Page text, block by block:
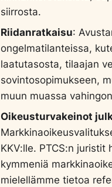
siirrosta.
Riidanratkaisu:
ongelmatilanteissa,
laatutasosta, tilaajan
sovintosopimukseen,
muun muassa
Oikeusturvakeinot
KKV:lle. PTCS:n
kymmeniä
mielellämme tietoa